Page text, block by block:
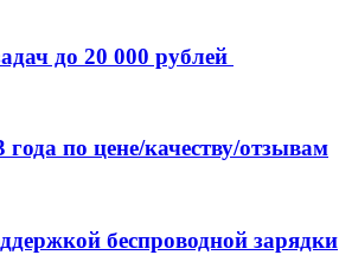
до 20 000 рублей
по цене/качеству/отзывам
беспроводной зарядки